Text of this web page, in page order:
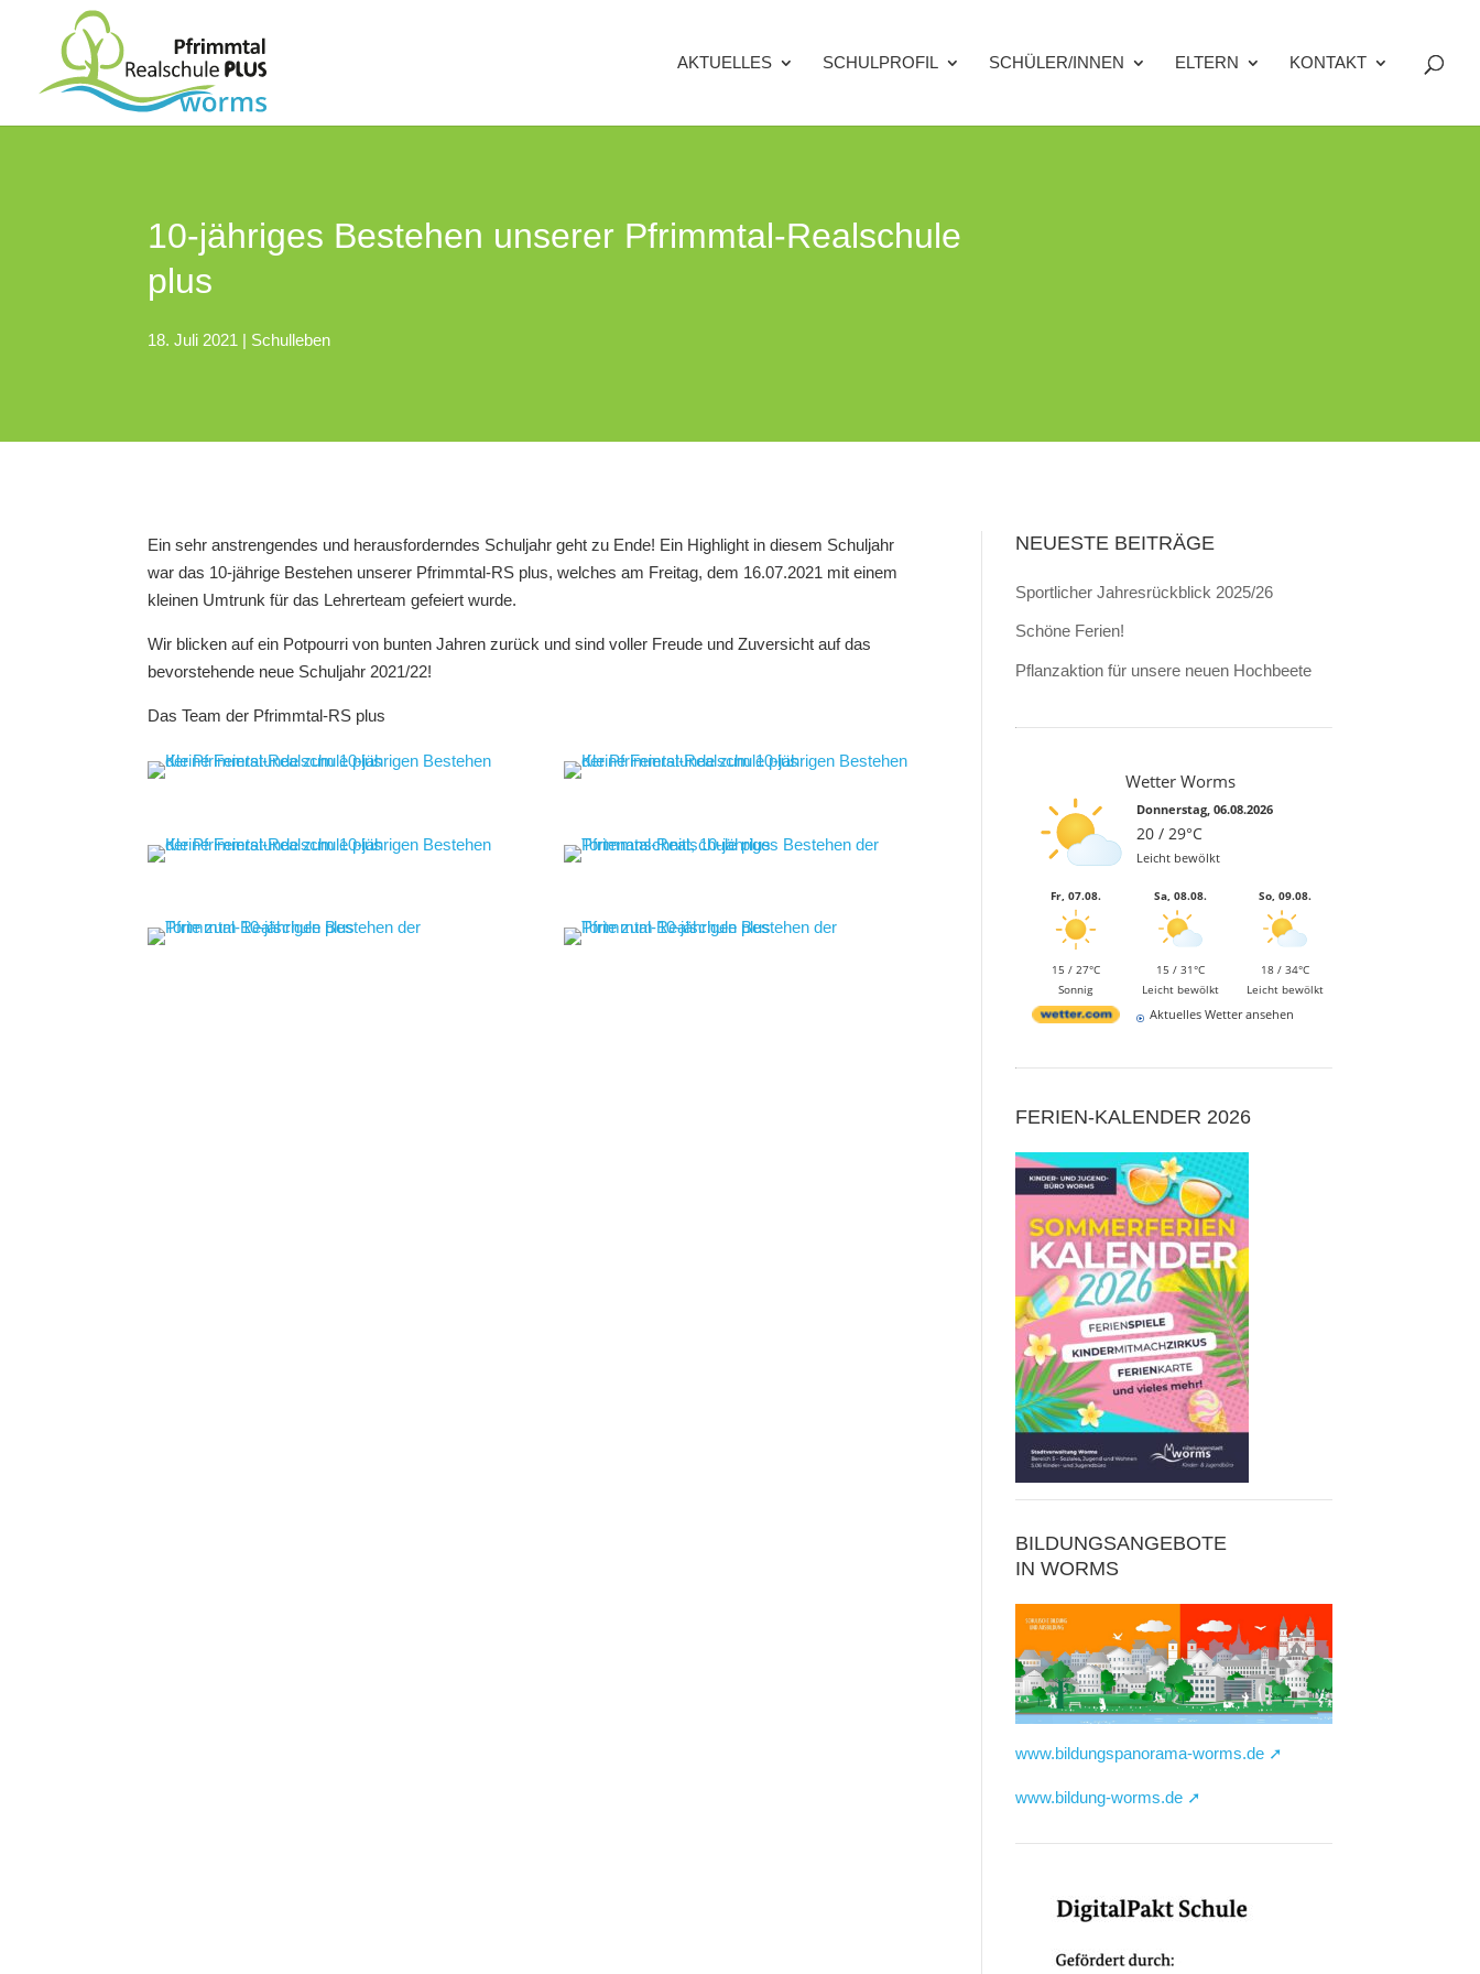
AKTUELLES SCHULPROFIL SCHÜLER/INNEN ELTERN KONTAKT
10-jähriges Bestehen unserer Pfrimmtal-Realschule
plus
18. Juli 2021 | Schulleben
Ein sehr anstrengendes und herausforderndes Schuljahr geht zu Ende! Ein Highlight in diesem Schuljahr
war das 10-jährige Bestehen unserer Pfrimmtal-RS plus, welches am Freitag, dem 16.07.2021 mit einem
kleinen Umtrunk für das Lehrerteam gefeiert wurde.
Wir blicken auf ein Potpourri von bunten Jahren zurück und sind voller Freude und Zuversicht auf das
bevorstehende neue Schuljahr 2021/22!
Das Team der Pfrimmtal-RS plus
NEUESTE BEITRÄGE
Sportlicher Jahresrückblick 2025/26
Schöne Ferien!
Pflanzaktion für unsere neuen Hochbeete
Wetter Worms
Donnerstag, 06.08.2026
20 / 29°C
Leicht bewölkt
Fr, 07.08.
15 / 27°C
Sonnig
Sa, 08.08.
15 / 31°C
Leicht bewölkt
So, 09.08.
18 / 34°C
Leicht bewölkt
Aktuelles Wetter ansehen
FERIEN-KALENDER 2026
BILDUNGSANGEBOTE
IN WORMS
www.bildungspanorama-worms.de ➚
www.bildung-worms.de ➚